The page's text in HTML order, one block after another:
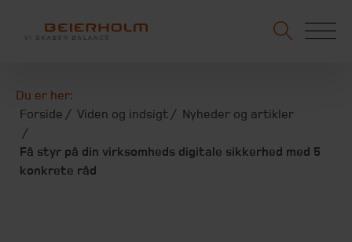
Du er her:
Forside
Viden og indsigt Nyheder og artikler
Få styr på din virksomheds digitale sikkerhed med 5
konkrete råd